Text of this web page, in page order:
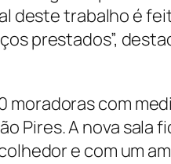
deste trabalho é
prestados”,
moradoras com
Pires. A nova sala
e com um